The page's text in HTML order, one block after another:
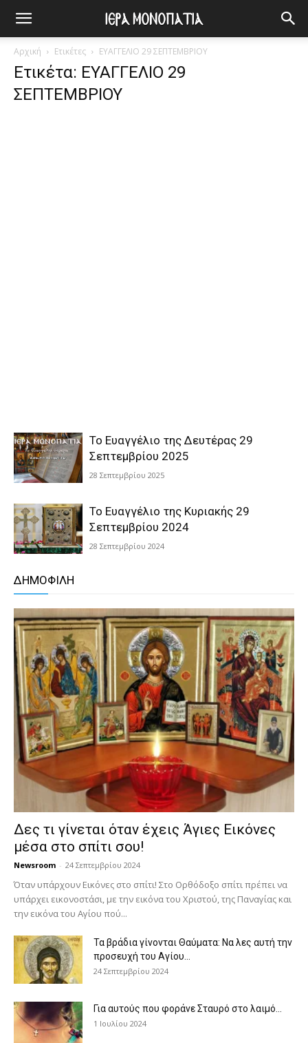
Αρχική Ετικέτες ΕΥΑΓΓΕΛΙΟ 29 ΣΕΠΤΕΜΒΡΙΟΥ
Ετικέτα: ΕΥΑΓΓΕΛΙΟ 29
ΣΕΠΤΕΜΒΡΙΟΥ
Το Ευαγγέλιο της Δευτέρας 29
Σεπτεμβρίου 2025
28 Σεπτεμβρίου 2025
Το Ευαγγέλιο της Κυριακής 29
Σεπτεμβρίου 2024
28 Σεπτεμβρίου 2024
ΔΗΜΟΦΙΛΗ
Δες τι γίνεται όταν έχεις Άγιες Εικόνες
μέσα στο σπίτι σου!
Newsroom - 24 Σεπτεμβρίου 2024
Όταν υπάρχουν Εικόνες στο σπίτι! Στο Ορθόδοξο σπίτι πρέπει να
υπάρχει εικονοστάσι, με την εικόνα του Χριστού, της Παν­αγίας και
την εικόνα του Αγίου πού...
Τα βράδια γίνονται Θαύματα: Να λες αυτή την
προσευχή του Αγίου...
24 Σεπτεμβρίου 2024
Για αυτούς που φοράνε Σταυρό στο λαιμό…
1 Ιουλίου 2024